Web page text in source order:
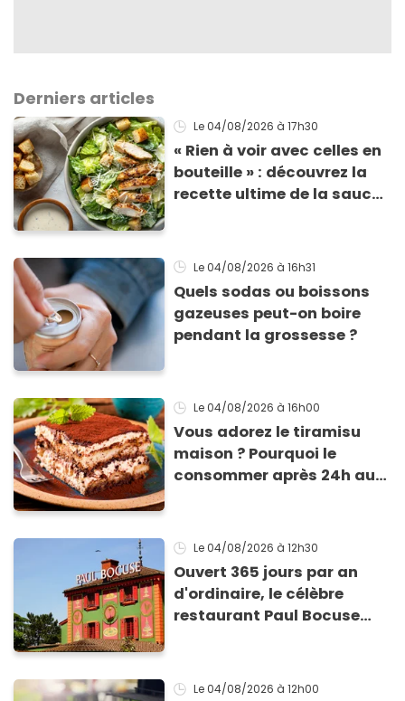
Derniers articles
Le 04/08/2026 à 17h30
« Rien à voir avec celles en
bouteille » : découvrez la
recette ultime de la sauce
Le 04/08/2026 à 16h31
Quels sodas ou boissons
gazeuses peut-on boire
pendant la grossesse ?
Le 04/08/2026 à 16h00
Vous adorez le tiramisu
maison ? Pourquoi le
consommer après 24h au
Le 04/08/2026 à 12h30
Ouvert 365 jours par an
d'ordinaire, le célèbre
restaurant Paul Bocuse
Le 04/08/2026 à 12h00